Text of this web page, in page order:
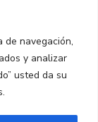
de navegación,
y analizar
usted da su